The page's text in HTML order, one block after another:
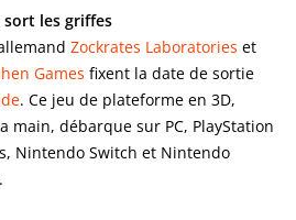
sort les griffes
Zockrates Laboratories et
Games fixent la date de sortie
. Ce jeu de plateforme en 3D,
main, débarque sur PC, PlayStation
Nintendo Switch et Nintendo